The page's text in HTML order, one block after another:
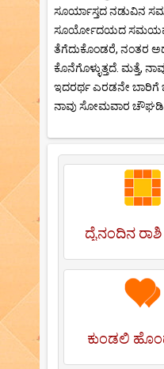
ಸೂರ್ಯಾಸ್ತದ ನಡುವಿನ
ಸೂರ್ಯೋದಯದ
ತೆಗೆದುಕೊಂಡರೆ, ನಂತರ
ಕೊನೆಗೊಳ್ಳುತ್ತದೆ. ಮತ್ತೆ,
ಇದರರ್ಥ ಎರಡನೇ ಬಾರಿಗೆ
ನಾವು ಸೋಮವಾರ
ದೈನಂದಿನ
ಕುಂಡಲಿ